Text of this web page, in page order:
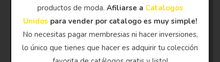
productos de moda. Afiliarse a Catalogos
Unidos para vender por catalogo es muy simple!
No necesitas pagar membresias ni hacer inversiones,
lo único que tienes que hacer es adquirir tu colección